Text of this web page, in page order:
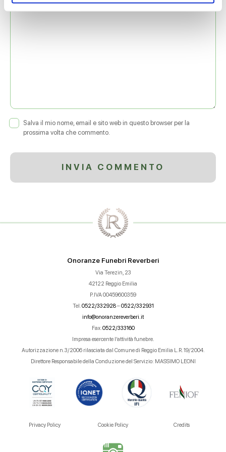
Salva il mio nome, email e sito web in questo browser per la
prossima volta che commento.
Onoranze Funebri Reverberi
Via Terezin, 23
42122 Reggio Emilia
P.IVA 00459600359
Tel. 0522/332928–0522/332931
info@onoranzereverberi.it
Fax. 0522/333160
Impresa esercente l’attività funebre.
Autorizzazione n.3/2006 rilasciata dal Comune di Reggio Emilia L.R. 19/2004.
Direttore Responsabile della Conduzione del Servizio: MASSIMO LEONI
Privacy Policy Cookie Policy Credits